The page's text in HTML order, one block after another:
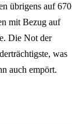
übrigens auf 670
mit Bezug auf
Die Not der
was
auch empört.